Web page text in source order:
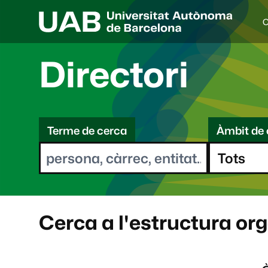
I
d
i
a
e
l
e
o
t
Directori
C
eTerme de cerca Àmbit de
Cerca a l'estructura